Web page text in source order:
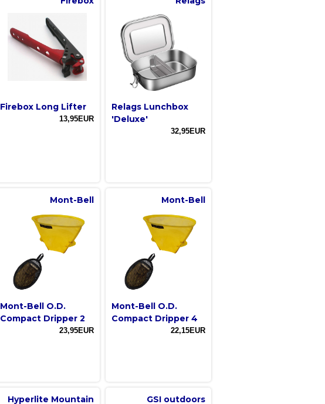
Firebox Long Lifter
13,95EUR
Relags Lunchbox
'Deluxe'
32,95EUR
Mont-Bell
Mont-Bell O.D.
Compact Dripper 2
23,95EUR
Mont-Bell
Mont-Bell O.D.
Compact Dripper 4
22,15EUR
Hyperlite Mountain
GSI outdoors